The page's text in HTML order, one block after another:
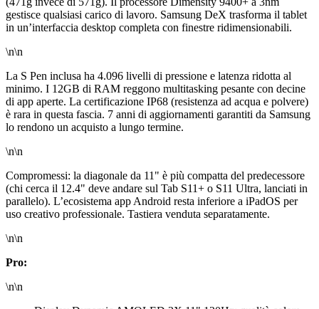
gestisce qualsiasi carico di lavoro. Samsung DeX trasforma il tablet
in un’interfaccia desktop completa con finestre ridimensionabili.
\n\n
La S Pen inclusa ha 4.096 livelli di pressione e latenza ridotta al
minimo. I 12GB di RAM reggono multitasking pesante con decine
di app aperte. La certificazione IP68 (resistenza ad acqua e polvere)
è rara in questa fascia. 7 anni di aggiornamenti garantiti da Samsung
lo rendono un acquisto a lungo termine.
\n\n
Compromessi: la diagonale da 11" è più compatta del predecessore
(chi cerca il 12.4" deve andare sul Tab S11+ o S11 Ultra, lanciati in
parallelo). L’ecosistema app Android resta inferiore a iPadOS per
uso creativo professionale. Tastiera venduta separatamente.
\n\n
Pro:
\n\n